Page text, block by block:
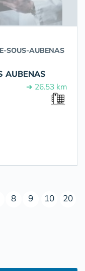
SOUS-AUBENAS
AUBENAS
➔ 26.53 km
8 9 10
20